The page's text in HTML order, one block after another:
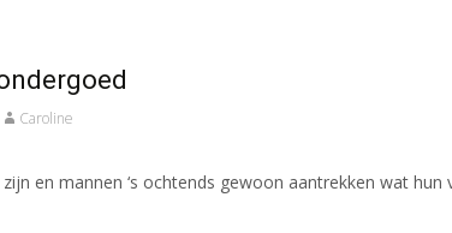
Caroline
en mannen ‘s ochtends gewoon aantrekken wat